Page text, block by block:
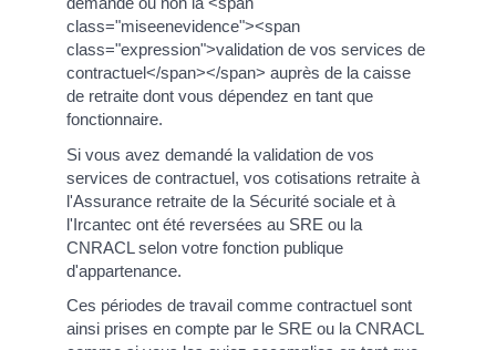
class="miseenevidence"><span
class="expression">validation de vos services de
contractuel</span></span> auprès de la caisse
de retraite dont vous dépendez en tant que
fonctionnaire.
Si vous avez demandé la validation de vos
services de contractuel, vos cotisations retraite à
l'Assurance retraite de la Sécurité sociale et à
l'Ircantec ont été reversées au SRE ou la
CNRACL selon votre fonction publique
d'appartenance.
Ces périodes de travail comme contractuel sont
ainsi prises en compte par le SRE ou la CNRACL